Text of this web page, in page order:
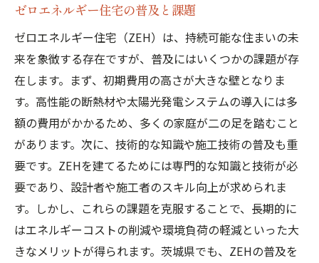
ゼロエネルギー住宅の普及と課題
ゼロエネルギー住宅（ZEH）は、持続可能な住まいの未
来を象徴する存在ですが、普及にはいくつかの課題が存
在します。まず、初期費用の高さが大きな壁となりま
す。高性能の断熱材や太陽光発電システムの導入には多
額の費用がかかるため、多くの家庭が二の足を踏むこと
があります。次に、技術的な知識や施工技術の普及も重
要です。ZEHを建てるためには専門的な知識と技術が必
要であり、設計者や施工者のスキル向上が求められま
す。しかし、これらの課題を克服することで、長期的に
はエネルギーコストの削減や環境負荷の軽減といった大
きなメリットが得られます。茨城県でも、ZEHの普及を